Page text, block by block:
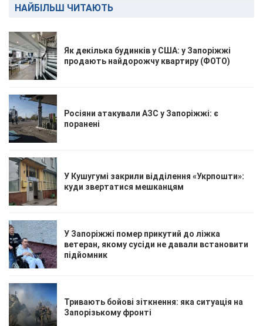
НАЙБІЛЬШ ЧИТАЮТЬ
Як декілька будинків у США: у Запоріжжі
продають найдорожчу квартиру (ФОТО)
Росіяни атакували АЗС у Запоріжжі: є
поранені
У Кушугумі закрили відділення «Укрпошти»:
куди звертатися мешканцям
У Запоріжжі помер прикутий до ліжка
ветеран, якому сусіди не давали встановити
підйомник
Тривають бойові зіткнення: яка ситуація на
Запорізькому фронті